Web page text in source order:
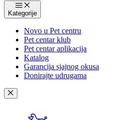
Kategorije
Novo u Pet centru
Pet centar klub
Pet centar aplikacija
Katalog
Garancija sjajnog okusa
Donirajte udrugama